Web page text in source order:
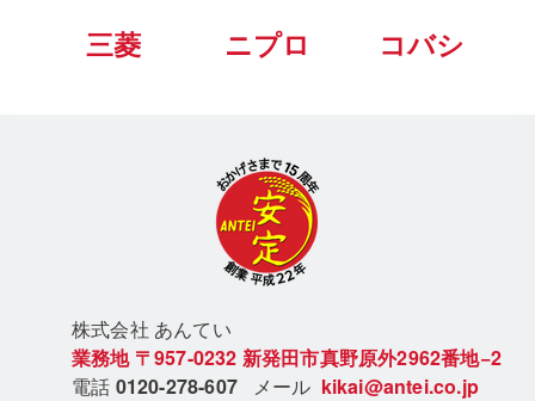
三菱
ニプロ コバシ
株式会社 あんてい
業務地 〒957-0232 新発田市真野原外2962番地−2
電話 0120-278-607 メール kikai@antei.co.jp